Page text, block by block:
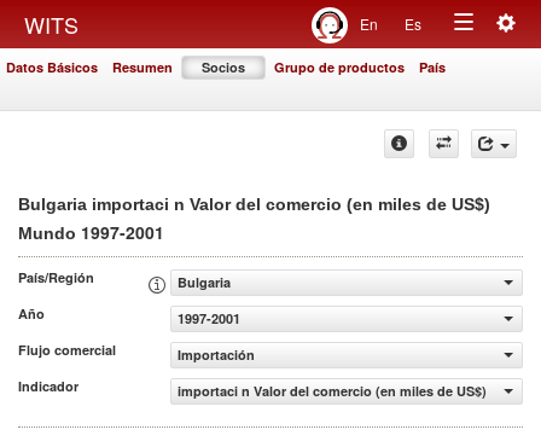
WITS En Es
Toggle
Datos Básicos Resumen Socios Grupo de productos País
Bulgaria importaci n Valor del comercio (en miles de US$)
Mundo 1997-2001
País/Región
Bulgaria
Año
1997-2001
Flujo comercial
Importación
Indicador
importaci n Valor del comercio (en miles de US$)